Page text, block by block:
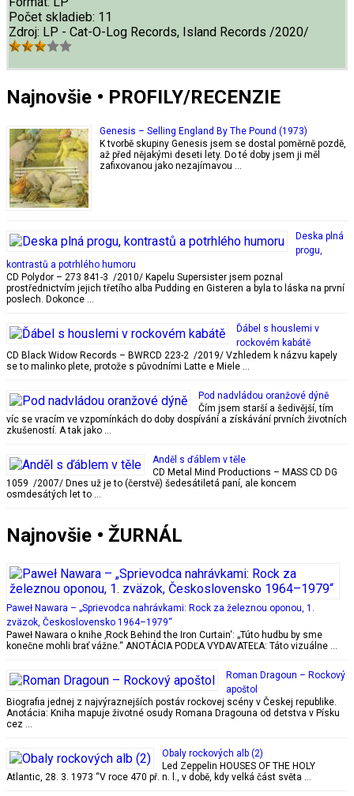
Počet skladieb: 11
Zdroj: LP - Cat-O-Log Records, Island Records /2020/
Najnovšie • PROFILY/RECENZIE
Genesis – Selling England By The Pound (1973)
K tvorbě skupiny Genesis jsem se dostal poměrně pozdě,
až před nějakými deseti lety. Do té doby jsem ji měl
zafixovanou jako nezajímavou …
Deska plná
progu,
kontrastů a potrhlého humoru
CD Polydor – 273 841-3 /2010/ Kapelu Supersister jsem poznal
prostřednictvím jejich třetího alba Pudding en Gisteren a byla to láska na první
poslech. Dokonce …
Ďábel s houslemi v
rockovém kabátě
CD Black Widow Records – BWRCD 223-2 /2019/ Vzhledem k názvu kapely
se to malinko plete, protože s původními Latte e Miele …
Pod nadvládou oranžové dýně
Čím jsem starší a šedivější, tím
víc se vracím ve vzpomínkách do doby dospívání a získávání prvních životních
zkušeností. A tak jako …
Anděl s ďáblem v těle
CD Metal Mind Productions – MASS CD DG
1059 /2007/ Dnes už je to (čerstvě) šedesátiletá paní, ale koncem
osmdesátých let to …
Najnovšie • ŽURNÁL
Paweł Nawara – „Sprievodca nahrávkami: Rock za železnou oponou, 1.
zväzok, Československo 1964–1979“
Paweł Nawara o knihe ‚Rock Behind the Iron Curtain‘: „Túto hudbu by sme
konečne mohli brať vážne.“ ANOTÁCIA PODĽA VYDAVATEĽA: Táto vizuálne …
Roman Dragoun – Rockový
apoštol
Biografia jednej z najvýraznejších postáv rockovej scény v Českej republike.
Anotácia: Kniha mapuje životné osudy Romana Dragouna od detstva v Písku
cez …
Obaly rockových alb (2)
Led Zeppelin HOUSES OF THE HOLY
Atlantic, 28. 3. 1973 “V roce 470 př. n. l., v době, kdy velká část světa …